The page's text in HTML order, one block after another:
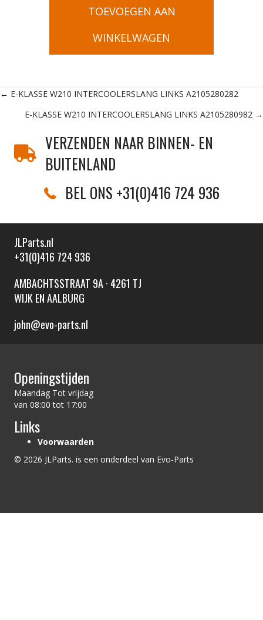
TOEVOEGEN AAN
WINKELWAGEN
Posts
navigation
← E-KLASSE W210 INTERCOOLERSLANG LINKS A2105280282
E-KLASSE W210 INTERCOOLERSLANG LINKS A2105280982 →
VERZENDEN NAAR BINNEN- EN
BUITENLAND
BEL ONS +31(0)416 724 936
JLParts.nl
+31(0)416 724 936
AMBACHTSSTRAAT 9A · 4261 TJ
WIJK EN AALBURG
john@evo-parts.nl
Openingstijden
Maandag Tot vrijdag
van 08:00 tot 17:00
Links
Voorwaarden
© 2026 JLParts. is een onderdeel van Evo-Parts